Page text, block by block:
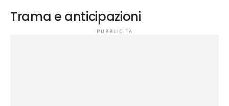
Trama e anticipazioni